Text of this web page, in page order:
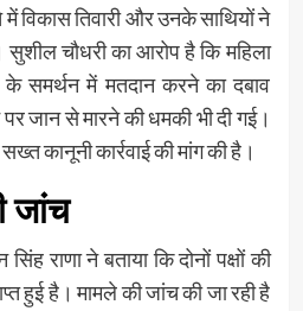
विकास तिवारी और उनके साथियों ने
सुशील चौधरी का आरोप है कि महिला
के समर्थन में मतदान करने का दबाव
जान से मारने की धमकी भी दी गई।
कानूनी कार्रवाई की मांग की है।
जांच
राणा ने बताया कि दोनों पक्षों की
हुई है। मामले की जांच की जा रही है